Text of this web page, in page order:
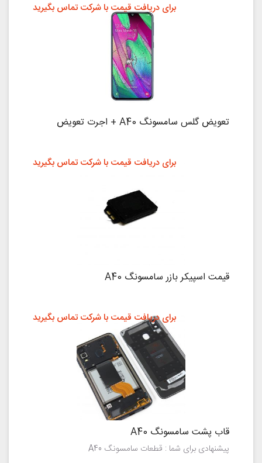
تعویض گلس سامسونگ A40 + اجرت تعویض
برای دریافت قیمت با شرکت تماس بگیرید
قیمت اسپیکر بازر سامسونگ A40
برای دریافت قیمت با شرکت تماس بگیرید
قاب پشت سامسونگ A40
پیشنهادی برای شما : قطعات سامسونگ A40
برای دریافت قیمت با شرکت تماس بگیرید